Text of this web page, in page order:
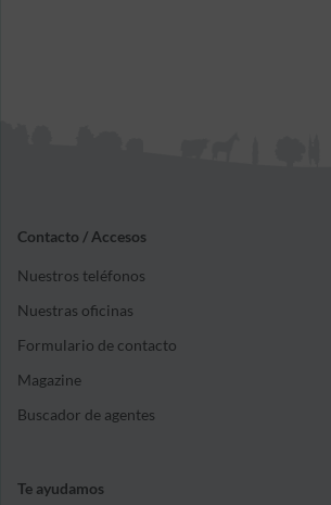
Contacto / Accesos
Nuestros teléfonos
Nuestras oficinas
Formulario de contacto
Magazine
Buscador de agentes
Te ayudamos